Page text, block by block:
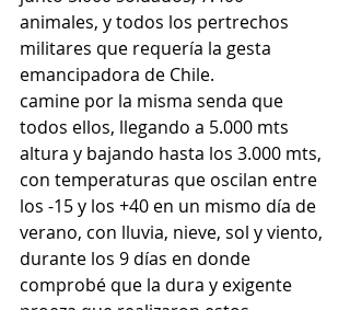
animales, y todos los pertrechos
militares que requería la gesta
emancipadora de Chile.
camine por la misma senda que
todos ellos, llegando a 5.000 mts
altura y bajando hasta los 3.000 mts,
con temperaturas que oscilan entre
los -15 y los +40 en un mismo día de
verano, con lluvia, nieve, sol y viento,
durante los 9 días en donde
comprobé que la dura y exigente